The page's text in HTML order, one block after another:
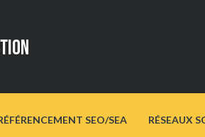
SEO/SEA RÉSEAUX